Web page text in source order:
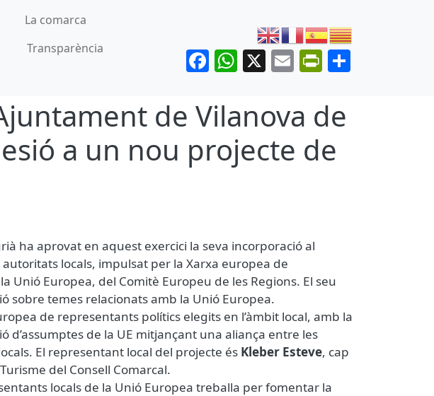
La comarca
Transparència
Facebook
WhatsApp
X Email
de Vilanova de
a un nou projecte de
ha aprovat en aquest exercici la seva incorporació al
locals, impulsat per la Xarxa europea de
Unió Europea, del Comitè Europeu de les Regions. El seu
sobre temes relacionats amb la Unió Europea.
de representants polítics elegits en l’àmbit local, amb la
d’assumptes de la UE mitjançant una aliança entre les
El representant local del projecte és Kleber Esteve, cap
del Consell Comarcal.
locals de la Unió Europea treballa per fomentar la